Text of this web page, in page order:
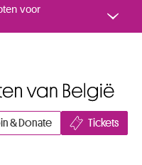
inhoud
voor
& Donate Tickets